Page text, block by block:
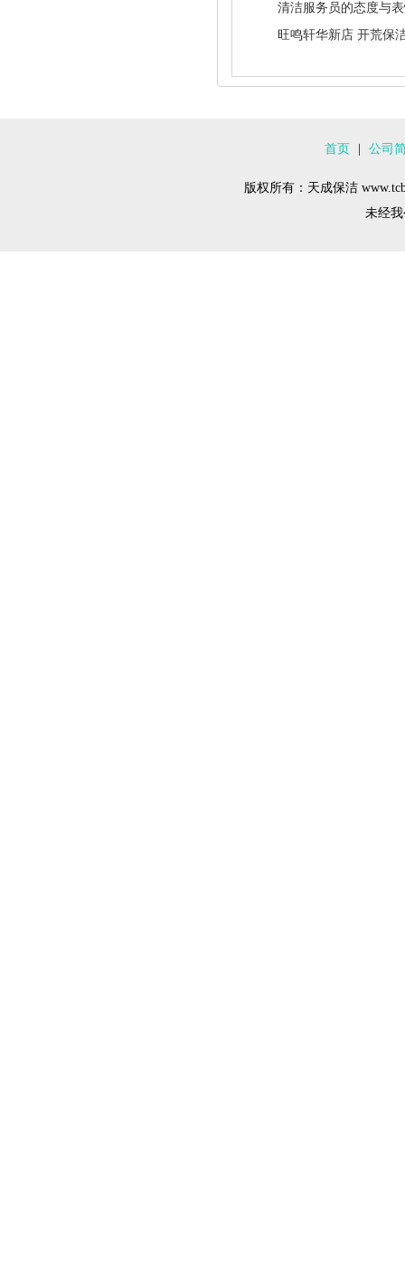
清洁服务员的态度与
旺鸣轩华新店 开荒保
首页 公司
版权所有：天成保洁
未经